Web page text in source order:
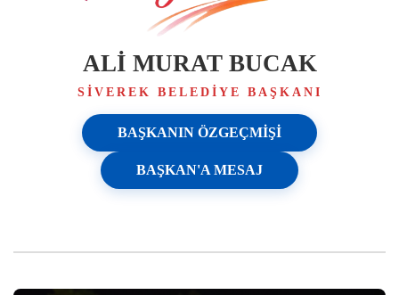
ALİ MURAT BUCAK
SIVEREK BELEDIYE BAŞKANI
BAŞKANIN ÖZGEÇMIŞI
BAŞKAN'A MESAJ